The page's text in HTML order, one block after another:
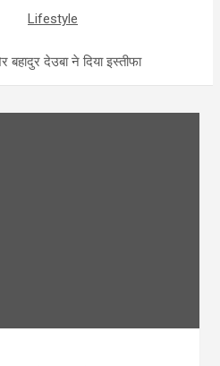
Lifestyle
बहादुर देउबा ने दिया इस्तीफा